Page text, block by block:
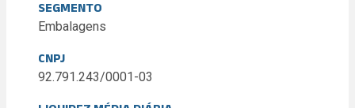
SEGMENTO
Embalagens
CNPJ
92.791.243/0001-03